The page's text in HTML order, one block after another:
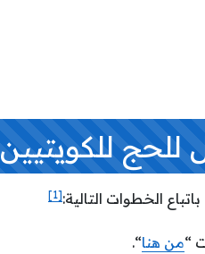
للحج للكويتيين
[1]
“من هنا“.